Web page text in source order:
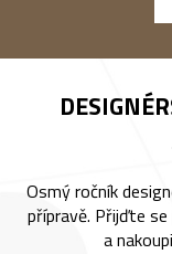
Osmý ročník
přípravě. Přijďte
a